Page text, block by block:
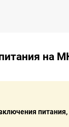
на
питания,